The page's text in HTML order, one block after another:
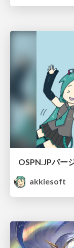
akkiesoft